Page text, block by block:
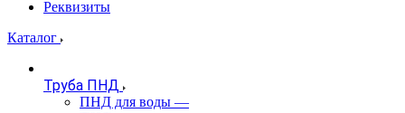
Реквизиты
Каталог
Труба ПНД
ПНД для воды —